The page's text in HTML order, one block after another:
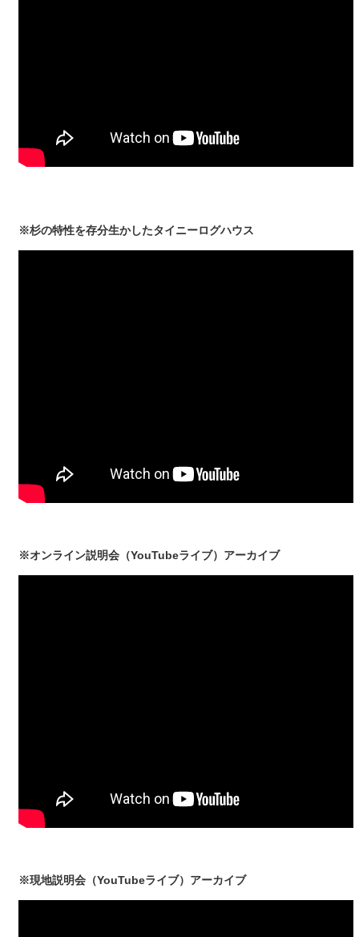
※杉の特性を存分生かしたタイニーログハウス
※オンライン説明会（YouTubeライブ）アーカイブ
※現地説明会（YouTubeライブ）アーカイブ